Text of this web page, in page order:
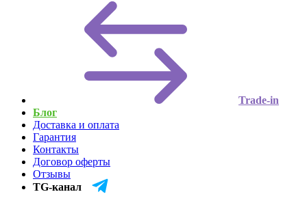
Trade-in
Блог
Доставка и оплата
Гарантия
Контакты
Договор оферты
Отзывы
TG-канал